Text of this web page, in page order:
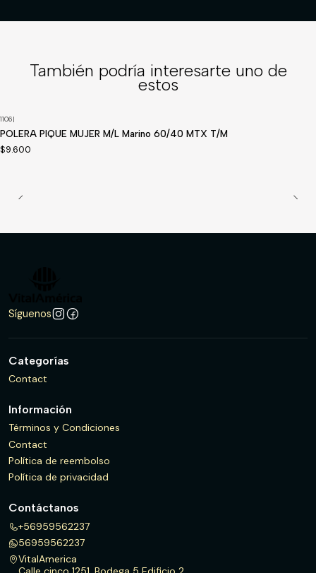
También podría interesarte uno de
estos
1106|
POLERA PIQUE MUJER M/L Marino 60/40 MTX T/M
$9.600
Síguenos
Categorías
Contact
Información
Términos y Condiciones
Contact
Política de reembolso
Política de privacidad
Contáctanos
+56959562237
56959562237
VitalAmerica